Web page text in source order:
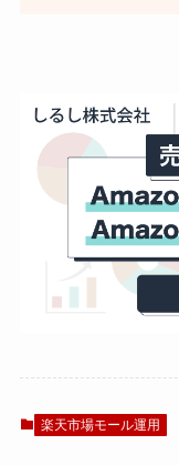
楽天市場モール運用